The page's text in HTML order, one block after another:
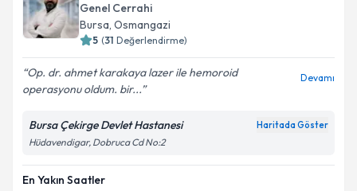
Genel Cerrahi
Bursa, Osmangazi
5 (31 Değerlendirme)
Op. dr. ahmet karakaya lazer ile hemoroid
operasyonu oldum. bir...
Devamı
Bursa Çekirge Devlet Hastanesi Haritada Göster
Hüdavendigar, Dobruca Cd No:2
En Yakın Saatler